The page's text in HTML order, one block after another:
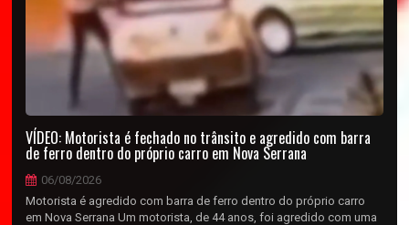
VÍDEO: Motorista é fechado no trânsito e agredido com barra
de ferro dentro do próprio carro em Nova Serrana
06/08/2026
Motorista é agredido com barra de ferro dentro do próprio carro
em Nova Serrana Um motorista, de 44 anos, foi agredido com uma